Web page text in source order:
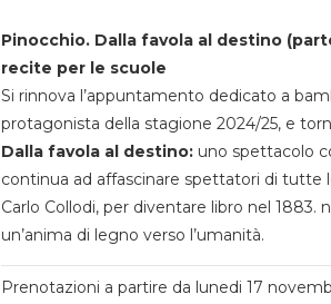
Pinocchio. Dalla favola al destino
recite per le scuole
Si rinnova l’appuntamento dedicato a
protagonista della stagione 2024/25, e
Dalla favola al destino:uno spettacolo
continua ad affascinare spettatori di tutte
Carlo Collodi, per diventare libro nel
un’anima di legno verso l’umanità.
Prenotazioni a partire da lunedi 17